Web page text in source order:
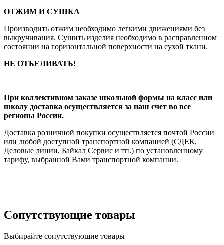
ОТЖИМ И СУШКА
Производить отжим необходимо легкими движениями без
выкручивания. Сушить изделия необходимо в расправленном
состоянии на горизонтальной поверхности на сухой ткани.
НЕ ОТБЕЛИВАТЬ!
При коллективном заказе школьной формы на класс или
школу доставка осуществляется за наш счет во все
регионы России.
Доставка розничной покупки осуществляется почтой России
или любой доступной транспортной компанией (СДЕК,
Деловые линии, Байкал Сервис и тп.) по установленному
тарифу, выбранной Вами транспортной компании.
Сопутствующие товары
Выбирайте сопутствующие товары